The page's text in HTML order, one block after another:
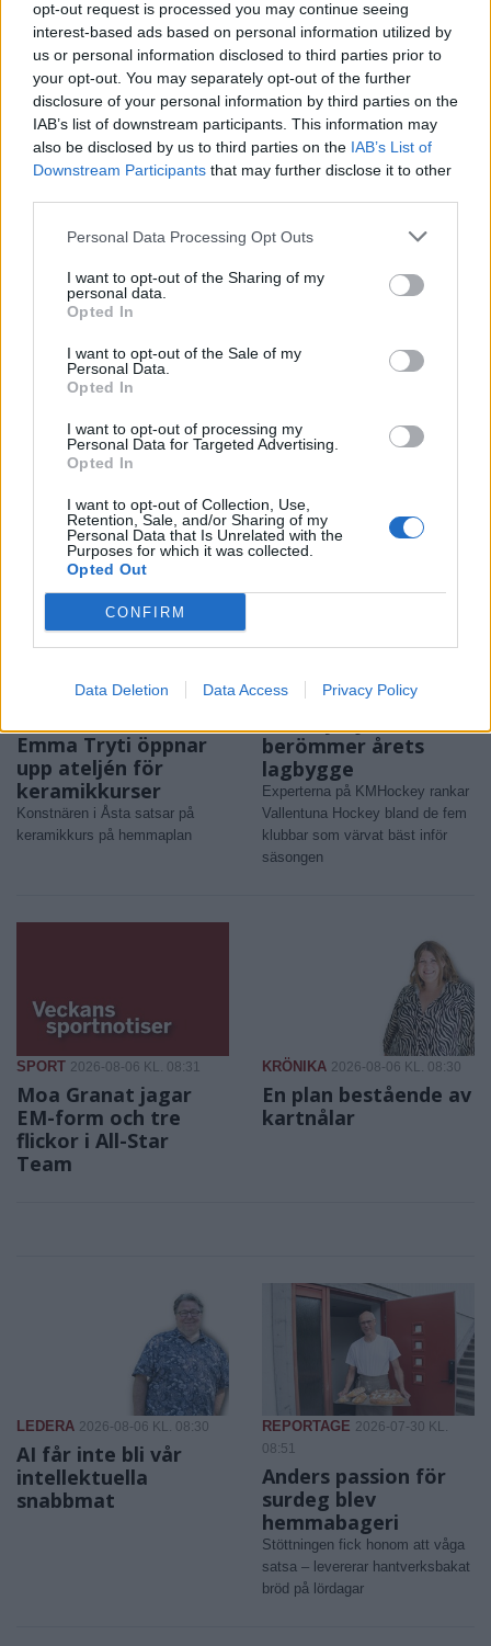
opt-out request is processed you may continue seeing
interest-based ads based on personal information utilized by
us or personal information disclosed to third parties prior to
your opt-out. You may separately opt-out of the further
disclosure of your personal information by third parties on the
IAB’s list of downstream participants. This information may
also be disclosed by us to third parties on the IAB’s List of
Downstream Participants that may further disclose it to other
Personal Data Processing Opt Outs
I want to opt-out of the Sharing of my
personal data.
Opted In
I want to opt-out of the Sale of my
Personal Data.
Opted In
I want to opt-out of processing my
Personal Data for Targeted Advertising.
Opted In
I want to opt-out of Collection, Use,
Retention, Sale, and/or Sharing of my
Personal Data that Is Unrelated with the
Purposes for which it was collected.
Opted Out
CONFIRM
Data Deletion Data Access Privacy Policy
solförmörkelsen
Astrofotografen och
Vallentunabon Per-Magnus
Hedén tipsar
Efter sommarens
utförsäljning – öppnar upp
butiken igen i augusti
2026-08-06 KL. 08:39
Tänker inte på
medaljer
Efter succén på hemma-
lägga förväntningarna åt
sidan när världseliten
toppkommun för
kartläggning från
REPORTAGE 2026-08-06 KL.
Emma Tryti öppnar
upp ateljén för
keramikkurser
Konstnären i Åsta satsar på
keramikkurs på hemmaplan
SPORT 2026-08-06 KL. 08:36
berömmer årets
lagbygge
Experterna på KMHockey rankar
Vallentuna Hockey bland de fem
klubbar som värvat bäst inför
säsongen
SPORT 2026-08-06 KL. 08:31
Moa Granat jagar
EM-form och tre
flickor i All-Star
Team
KRÖNIKA 2026-08-06 KL. 08:30
En plan bestående av
kartnålar
LEDERA 2026-08-06 KL. 08:30
AI får inte bli vår
intellektuella
snabbmat
REPORTAGE 2026-07-30 KL.
08:51
Anders passion för
surdeg blev
hemmabageri
Stöttningen fick honom att våga
satsa – levererar hantverksbakat
bröd på lördagar